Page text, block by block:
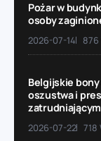
Pożar w
osoby
2026-07-14
Belgijskie
oszustwa i
2026-07-22